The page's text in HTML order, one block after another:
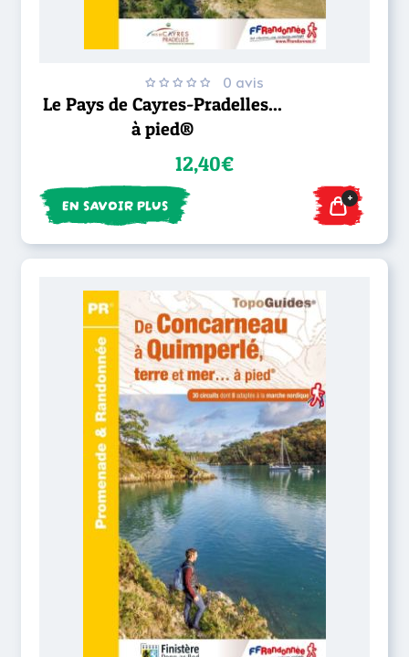
0 avis
Le Pays de Cayres-Pradelles...
à pied®
12,40€
EN SAVOIR PLUS +